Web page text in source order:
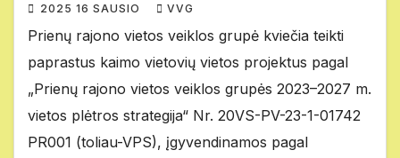
2025 16 SAUSIO VVG
Prienų rajono vietos veiklos grupė kviečia teikti
paprastus kaimo vietovių vietos projektus pagal
„Prienų rajono vietos veiklos grupės 2023–2027 m.
vietos plėtros strategija“ Nr. 20VS-PV-23-1-01742
PR001 (toliau-VPS), įgyvendinamos pagal